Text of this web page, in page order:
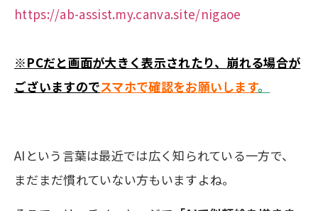
https://ab-assist.my.canva.site/nigaoe
※PCだと画面が大きく表示されたり、崩れる場合が
ございますのでスマホで確認をお願いします。
AIという言葉は最近では広く知られている一方で、
まだまだ慣れていない方もいますよね。